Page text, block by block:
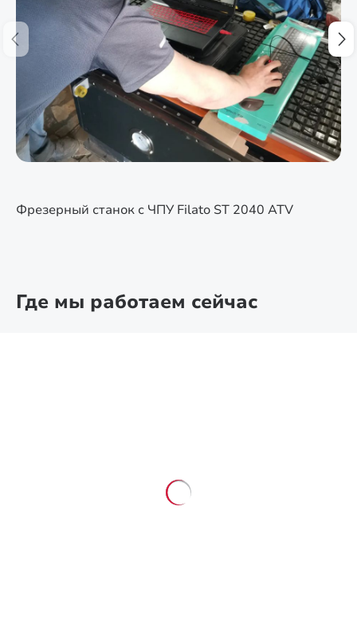
Фрезерный станок с ЧПУ Filato ST 2040 ATV
Где мы работаем сейчас